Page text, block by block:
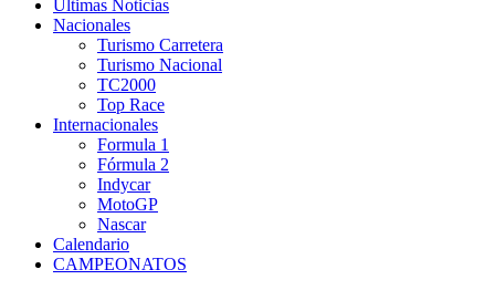
Últimas Noticias
Nacionales
Turismo Carretera
Turismo Nacional
TC2000
Top Race
Internacionales
Formula 1
Fórmula 2
Indycar
MotoGP
Nascar
Calendario
CAMPEONATOS